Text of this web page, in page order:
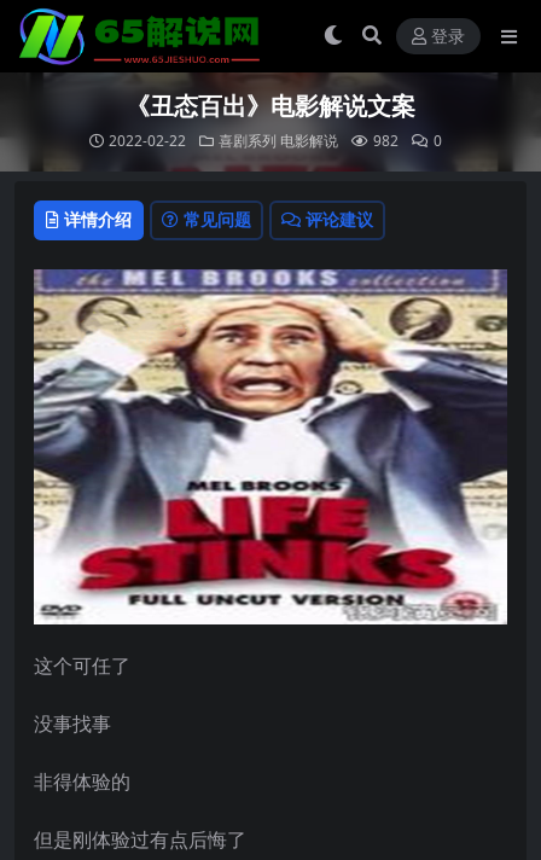
登录
《丑态百出》电影解说文案
2022-02-22 喜剧系列 电影解说 982 0
详情介绍 常见问题 评论建议
这个可任了
没事找事
非得体验的
但是刚体验过有点后悔了